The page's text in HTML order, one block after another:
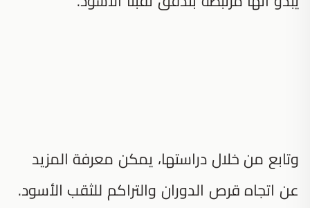
وتابع من خلال دراستها، يمكن معرفة المزيد
عن اتجاه قرص الدوران والتراكم للثقب الأسود.